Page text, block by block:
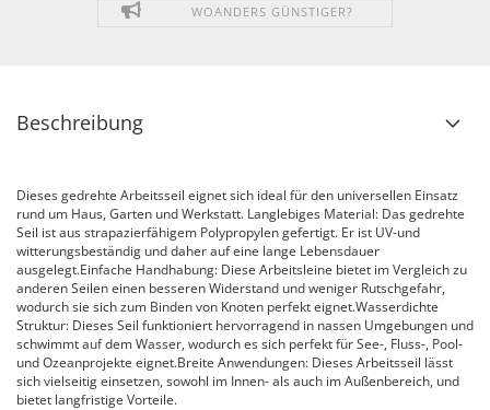
WOANDERS GÜNSTIGER?
Beschreibung
Dieses gedrehte Arbeitsseil eignet sich ideal für den universellen Einsatz
rund um Haus, Garten und Werkstatt. Langlebiges Material: Das gedrehte
Seil ist aus strapazierfähigem Polypropylen gefertigt. Er ist UV-und
witterungsbeständig und daher auf eine lange Lebensdauer
ausgelegt.Einfache Handhabung: Diese Arbeitsleine bietet im Vergleich zu
anderen Seilen einen besseren Widerstand und weniger Rutschgefahr,
wodurch sie sich zum Binden von Knoten perfekt eignet.Wasserdichte
Struktur: Dieses Seil funktioniert hervorragend in nassen Umgebungen und
schwimmt auf dem Wasser, wodurch es sich perfekt für See-, Fluss-, Pool-
und Ozeanprojekte eignet.Breite Anwendungen: Dieses Arbeitsseil lässt
sich vielseitig einsetzen, sowohl im Innen- als auch im Außenbereich, und
bietet langfristige Vorteile.